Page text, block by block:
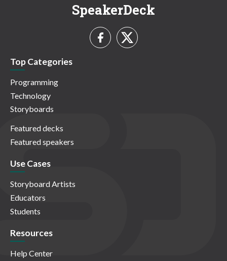
SpeakerDeck
Top Categories
Programming
Technology
Storyboards
Featured decks
Featured speakers
Use Cases
Storyboard Artists
Educators
Students
Resources
Help Center